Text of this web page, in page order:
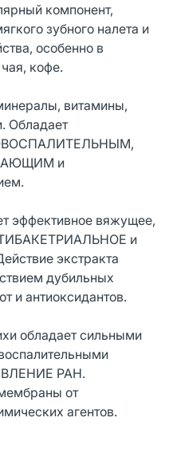
компонент,
зубного налета и
особенно в
кофе.
витамины,
Обладает
и
эффективное вяжущее,
и
экстракта
дубильных
и антиоксидантов.
обладает сильными
РАН.
от
агентов.